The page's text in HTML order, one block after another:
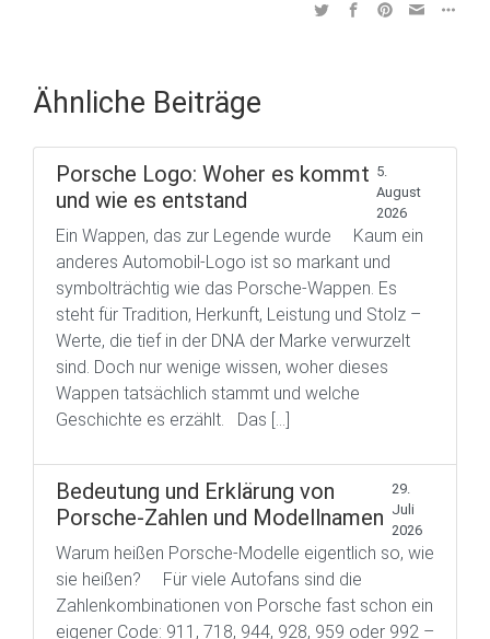
Ähnliche Beiträge
Porsche Logo: Woher es kommt
und wie es entstand
5.
August
2026
Ein Wappen, das zur Legende wurde Kaum ein
anderes Automobil-Logo ist so markant und
symbolträchtig wie das Porsche-Wappen. Es
steht für Tradition, Herkunft, Leistung und Stolz –
Werte, die tief in der DNA der Marke verwurzelt
sind. Doch nur wenige wissen, woher dieses
Wappen tatsächlich stammt und welche
Geschichte es erzählt. Das […]
Bedeutung und Erklärung von
Porsche-Zahlen und Modellnamen
29.
Juli
2026
Warum heißen Porsche-Modelle eigentlich so, wie
sie heißen? Für viele Autofans sind die
Zahlenkombinationen von Porsche fast schon ein
eigener Code: 911, 718, 944, 928, 959 oder 992 –